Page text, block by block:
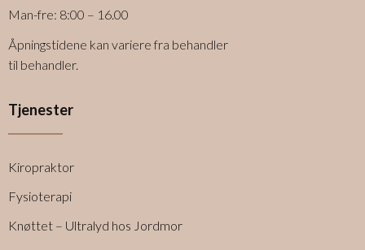
Man-fre: 8:00 – 16.00
Åpningstidene kan variere fra behandler
til behandler.
Tjenester
Kiropraktor
Fysioterapi
Knøttet – Ultralyd hos Jordmor